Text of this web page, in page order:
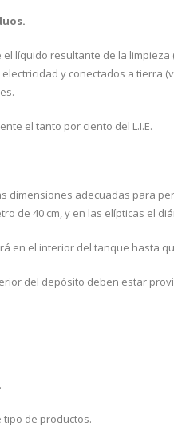
líquido resultante de la
y conectados a tierra
el tanto por ciento del L.I.E.
dimensiones adecuadas para
de 40 cm, y en las elípticas el
en el interior del tanque hasta
del depósito deben estar
de productos.